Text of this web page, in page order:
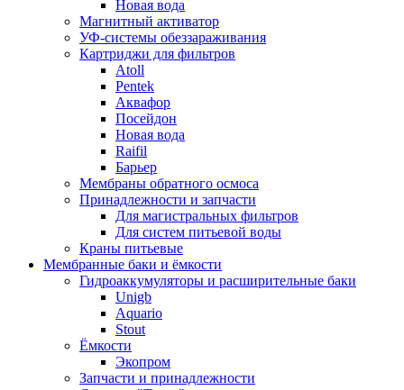
Новая вода
Магнитный активатор
УФ-системы обеззараживания
Картриджи для фильтров
Atoll
Pentek
Аквафор
Посейдон
Новая вода
Raifil
Барьер
Мембраны обратного осмоса
Принадлежности и запчасти
Для магистральных фильтров
Для систем питьевой воды
Краны питьевые
Мембранные баки и ёмкости
Гидроаккумуляторы и расширительные баки
Unigb
Aquario
Stout
Ёмкости
Экопром
Запчасти и принадлежности